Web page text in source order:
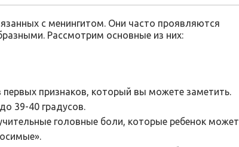
с менингитом. Они часто проявляются
Рассмотрим основные из них:
признаков, который вы можете заметить.
39-40 градусов.
головные боли, которые ребенок может